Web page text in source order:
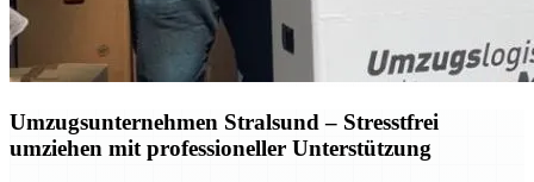
Umzugsunternehmen Stralsund – Stresstfrei
umziehen mit professioneller Unterstützung